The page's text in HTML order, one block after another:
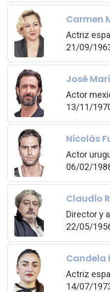
Carmen
Actriz
21/09/
José
Actor
13/11/
Nicolás
Actor
06/02/
Claudio
Director y
22/05/
Candela
Actriz
14/07/